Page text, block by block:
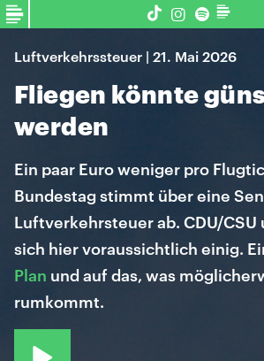
Luftverkehrssteuer | 21. Mai 2026
Fliegen könnte
werden
Ein paar Euro weniger pro
Bundestag stimmt über eine
Luftverkehrsteuer ab. CDU/CSU
sich hier voraussichtlich einig.
Plan und auf das, was
rumkommt.